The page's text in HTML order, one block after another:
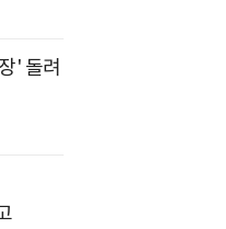
' 돌려